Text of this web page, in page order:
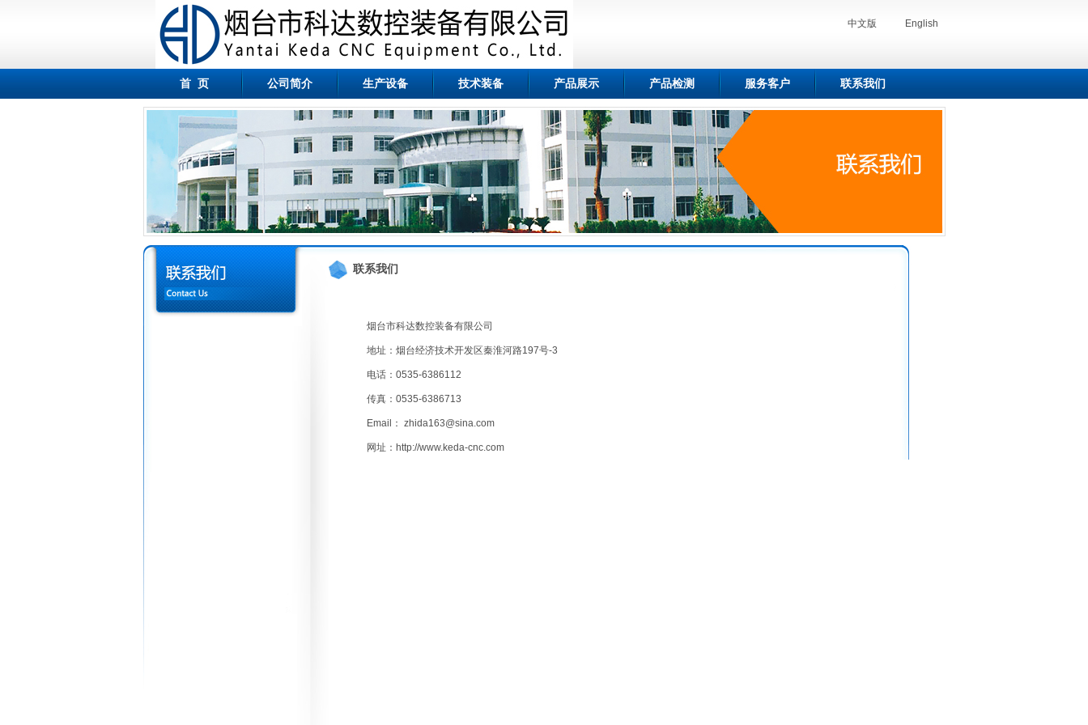
中文版 English
首 页 公司简介 生产设备 技术装备 产品展示 产品检测 服务客户 联系我们
联系我们
烟台市科达数控装备有限公司
地址：烟台经济技术开发区秦淮河路197号-3
电话：0535-6386112
传真：0535-6386713
Email： zhida163@sina.com
网址：http://www.keda-cnc.com